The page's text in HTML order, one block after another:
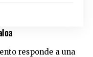
responde a una